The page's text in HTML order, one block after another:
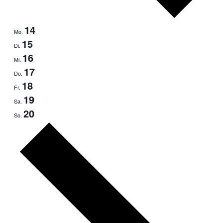
Mo. 14
Di. 15
Mi. 16
Do. 17
Fr. 18
Sa. 19
So. 20
Woche